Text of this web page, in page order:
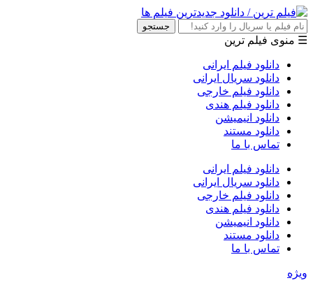
جستجو
☰ منوی فیلم ترین
دانلود فیلم ایرانی
دانلود سریال ایرانی
دانلود فیلم خارجی
دانلود فیلم هندی
دانلود انیمیشن
دانلود مستند
تماس با ما
دانلود فیلم ایرانی
دانلود سریال ایرانی
دانلود فیلم خارجی
دانلود فیلم هندی
دانلود انیمیشن
دانلود مستند
تماس با ما
ویژه